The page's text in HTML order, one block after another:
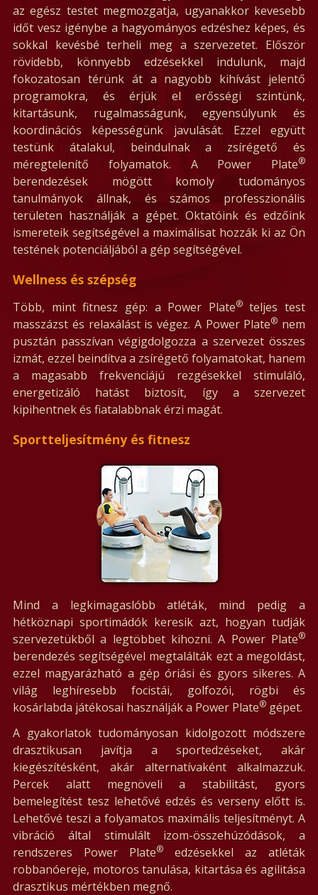
az egész testet megmozgatja, ugyanakkor kevesebb
időt vesz igénybe a hagyományos edzéshez képes, és
sokkal kevésbé terheli meg a szervezetet. Először
rövidebb, könnyebb edzésekkel indulunk, majd
fokozatosan térünk át a nagyobb kihívást jelentő
programokra, és érjük el erősségi szintünk,
kitartásunk, rugalmasságunk, egyensúlyunk és
koordinációs képességünk javulását. Ezzel együtt
testünk átalakul, beindulnak a zsírégető és
méregtelenítő folyamatok. A Power Plate®
berendezések mögött komoly tudományos
tanulmányok állnak, és számos professzionális
területen használják a gépet. Oktatóink és edzőink
ismereteik segítségével a maximálisat hozzák ki az Ön
testének potenciáljából a gép segítségével.
Wellness és szépség
Több, mint fitnesz gép: a Power Plate®teljes test
masszázst és relaxálást is végez. A Power Plate® nem
pusztán passzívan végigdolgozza a szervezet összes
izmát, ezzel beindítva a zsírégető folyamatokat, hanem
a magasabb frekvenciájú rezgésekkel stimuláló,
energetizáló hatást biztosít, így a szervezet
kipihentnek és fiatalabbnak érzi magát.
Sportteljesítmény és fitnesz
Mind a legkimagaslóbb atléták, mind pedig a
hétköznapi sportimádók keresik azt, hogyan tudják
szervezetükből a legtöbbet kihozni. A Power Plate®
berendezés segítségével megtalálták ezt a megoldást,
ezzel magyarázható a gép óriási és gyors sikeres. A
világ leghíresebb focistái, golfozói, rögbi és
kosárlabda játékosai használják a Power Plate® gépet.
A gyakorlatok tudományosan kidolgozott módszere
drasztikusan javítja a sportedzéseket, akár
kiegészítésként, akár alternatívaként alkalmazzuk.
Percek alatt megnöveli a stabilitást, gyors
bemelegítést tesz lehetővé edzés és verseny előtt is.
Lehetővé teszi a folyamatos maximális teljesítményt. A
vibráció által stimulált izom-összehúzódások, a
rendszeres Power Plate®
edzésekkel az atléták
robbanóereje, motoros tanulása, kitartása és agilitása
drasztikus mértékben megnő.